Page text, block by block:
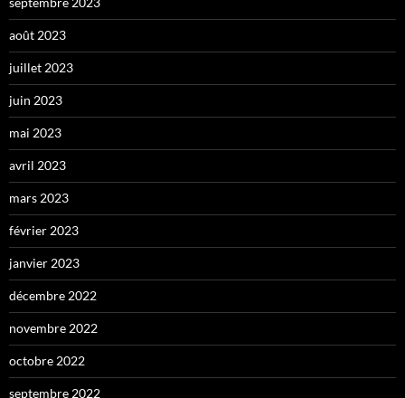
août 2023
juillet 2023
juin 2023
mai 2023
avril 2023
mars 2023
février 2023
janvier 2023
décembre 2022
novembre 2022
octobre 2022
septembre 2022